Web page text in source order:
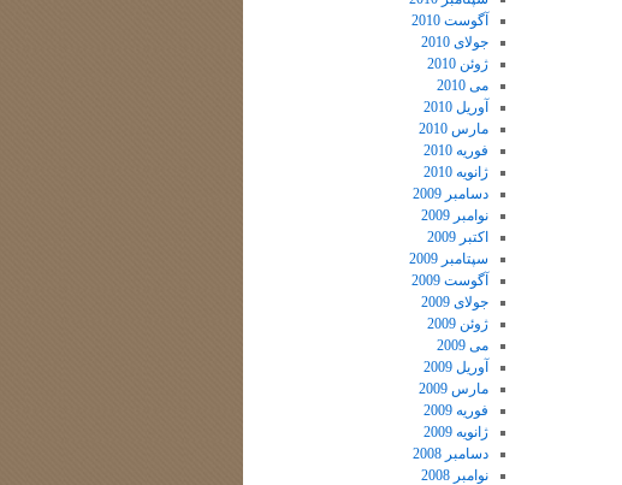
آگوست 2010
جولای 2010
ژوئن 2010
می 2010
آوریل 2010
مارس 2010
فوریه 2010
ژانویه 2010
دسامبر 2009
نوامبر 2009
اکتبر 2009
سپتامبر 2009
آگوست 2009
جولای 2009
ژوئن 2009
می 2009
آوریل 2009
مارس 2009
فوریه 2009
ژانویه 2009
دسامبر 2008
نوامبر 2008